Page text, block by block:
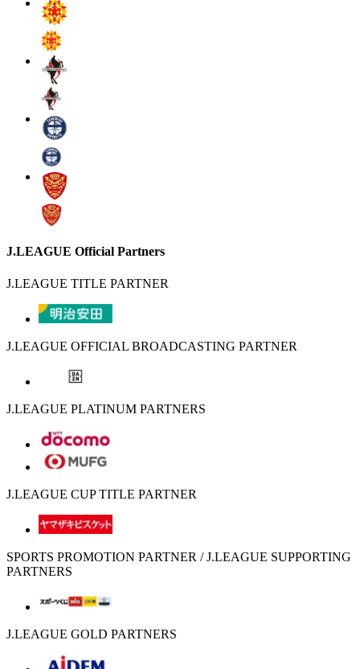
J.LEAGUE Official Partners
J.LEAGUE TITLE PARTNER
J.LEAGUE OFFICIAL BROADCASTING PARTNER
J.LEAGUE PLATINUM PARTNERS
J.LEAGUE CUP TITLE PARTNER
SPORTS PROMOTION PARTNER / J.LEAGUE SUPPORTING
PARTNERS
J.LEAGUE GOLD PARTNERS